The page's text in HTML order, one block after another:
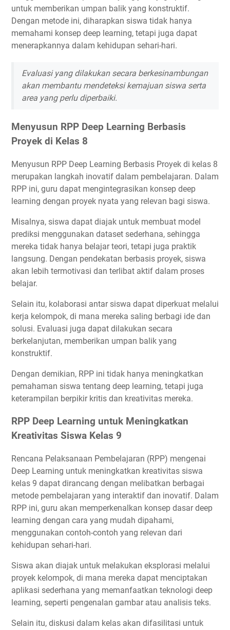
untuk memberikan umpan balik yang konstruktif.
Dengan metode ini, diharapkan siswa tidak hanya
memahami konsep deep learning, tetapi juga dapat
menerapkannya dalam kehidupan sehari-hari.
Evaluasi yang dilakukan secara berkesinambungan
akan membantu mendeteksi kemajuan siswa serta
area yang perlu diperbaiki.
Menyusun RPP Deep Learning Berbasis
Proyek di Kelas 8
Menyusun RPP Deep Learning Berbasis Proyek di kelas 8
merupakan langkah inovatif dalam pembelajaran. Dalam
RPP ini, guru dapat mengintegrasikan konsep deep
learning dengan proyek nyata yang relevan bagi siswa.
Misalnya, siswa dapat diajak untuk membuat model
prediksi menggunakan dataset sederhana, sehingga
mereka tidak hanya belajar teori, tetapi juga praktik
langsung. Dengan pendekatan berbasis proyek, siswa
akan lebih termotivasi dan terlibat aktif dalam proses
belajar.
Selain itu, kolaborasi antar siswa dapat diperkuat melalui
kerja kelompok, di mana mereka saling berbagi ide dan
solusi. Evaluasi juga dapat dilakukan secara
berkelanjutan, memberikan umpan balik yang
konstruktif.
Dengan demikian, RPP ini tidak hanya meningkatkan
pemahaman siswa tentang deep learning, tetapi juga
keterampilan berpikir kritis dan kreativitas mereka.
RPP Deep Learning untuk Meningkatkan
Kreativitas Siswa Kelas 9
Rencana Pelaksanaan Pembelajaran (RPP) mengenai
Deep Learning untuk meningkatkan kreativitas siswa
kelas 9 dapat dirancang dengan melibatkan berbagai
metode pembelajaran yang interaktif dan inovatif. Dalam
RPP ini, guru akan memperkenalkan konsep dasar deep
learning dengan cara yang mudah dipahami,
menggunakan contoh-contoh yang relevan dari
kehidupan sehari-hari.
Siswa akan diajak untuk melakukan eksplorasi melalui
proyek kelompok, di mana mereka dapat menciptakan
aplikasi sederhana yang memanfaatkan teknologi deep
learning, seperti pengenalan gambar atau analisis teks.
Selain itu, diskusi dalam kelas akan difasilitasi untuk